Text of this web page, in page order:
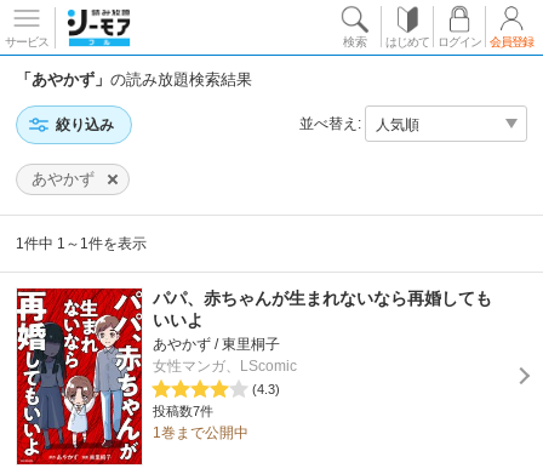
サービス 検索 はじめて ログイン 会員登録
「あやかず」の読み放題検索結果
絞り込み 並べ替え:
あやかず
1件中 1～1件を表示
パパ、赤ちゃんが生まれないなら再婚しても
いいよ
あやかず / 東里桐子
女性マンガ、LScomic
(4.3)
投稿数7件
1巻まで公開中